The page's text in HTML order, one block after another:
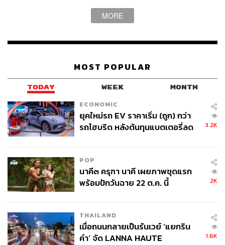
MORE
MOST POPULAR
TODAY WEEK MONTH
ECONOMIC
ยุคใหม่รถ EV ราคาเริ่ม (ถูก) กว่า
รถไฮบริด หลังต้นทุนแบตเตอรี่ลด
3.2K
POP
นาคี๓ ครุฑา นาคี เผยภาพชุดแรก
พร้อมปักวันฉาย 22 ต.ค. นี้
2K
THAILAND
เมื่อถนนกลายเป็นรันเวย์ ‘แยกริน
คำ’ จัด LANNA HAUTE
1.6K